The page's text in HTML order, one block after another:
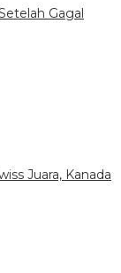
Gagal
Juara, Kanada